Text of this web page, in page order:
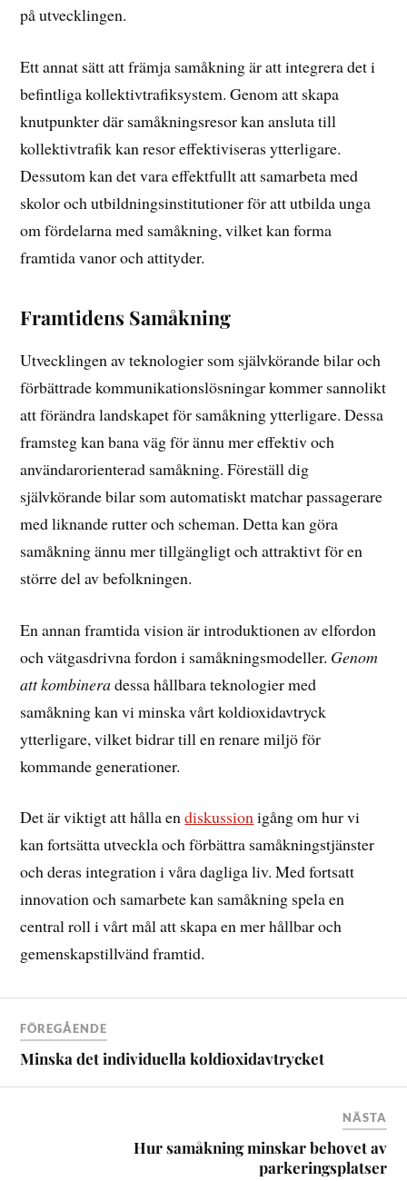
på utvecklingen.
Ett annat sätt att främja samåkning är att integrera det i
befintliga kollektivtrafiksystem. Genom att skapa
knutpunkter där samåkningsresor kan ansluta till
kollektivtrafik kan resor effektiviseras ytterligare.
Dessutom kan det vara effektfullt att samarbeta med
skolor och utbildningsinstitutioner för att utbilda unga
om fördelarna med samåkning, vilket kan forma
framtida vanor och attityder.
Framtidens Samåkning
Utvecklingen av teknologier som självkörande bilar och
förbättrade kommunikationslösningar kommer sannolikt
att förändra landskapet för samåkning ytterligare. Dessa
framsteg kan bana väg för ännu mer effektiv och
användarorienterad samåkning. Föreställ dig
självkörande bilar som automatiskt matchar passagerare
med liknande rutter och scheman. Detta kan göra
samåkning ännu mer tillgängligt och attraktivt för en
större del av befolkningen.
En annan framtida vision är introduktionen av elfordon
och vätgasdrivna fordon i samåkningsmodeller. Genom
att kombineradessa hållbara teknologier med
samåkning kan vi minska vårt koldioxidavtryck
ytterligare, vilket bidrar till en renare miljö för
kommande generationer.
Det är viktigt att hålla endiskussionigång om hur vi
kan fortsätta utveckla och förbättra samåkningstjänster
och deras integration i våra dagliga liv. Med fortsatt
innovation och samarbete kan samåkning spela en
central roll i vårt mål att skapa en mer hållbar och
gemenskapstillvänd framtid.
FÖREGÅENDE
Minska det individuella koldioxidavtrycket
NÄSTA
Hur samåkning minskar behovet av
parkeringsplatser